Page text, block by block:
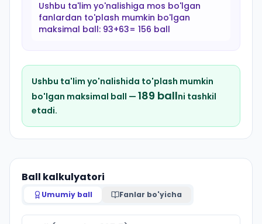
Ushbu ta'lim yo'nalishiga mos bo'lgan
fanlardan to'plash mumkin bo'lgan
maksimal ball: 93+63= 156 ball
Ushbu ta'lim yo'nalishida to'plash mumkin
bo'lgan maksimal ball — 189 ballni tashkil
etadi.
Ball kalkulyatori
Umumiy ball Fanlar bo'yicha